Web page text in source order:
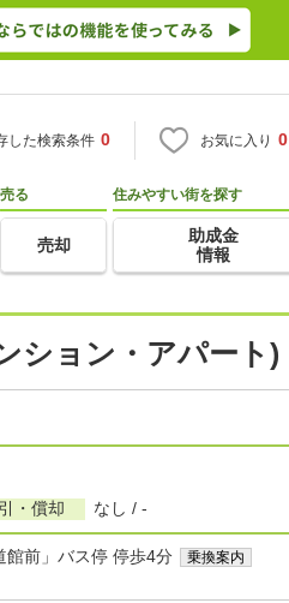
した検索条件 0 お気に入り 0
売る
売却
住みやすい街を探す
助成金
情報
ション・アパート)
・償却 なし / -
館前」バス停 停歩4分
乗換案内